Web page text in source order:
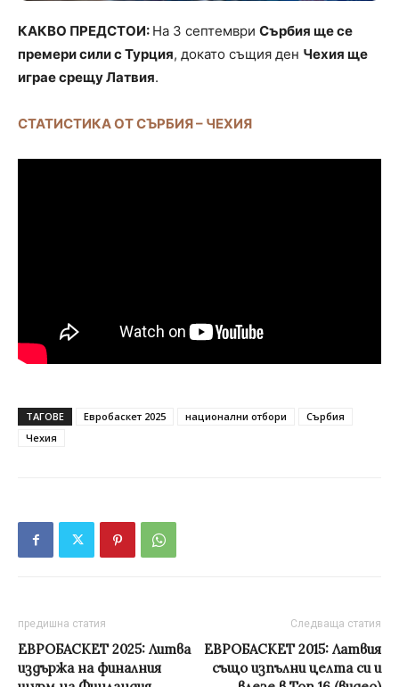
КАКВО ПРЕДСТОИ: На 3 септември Сърбия ще се
премери сили с Турция, докато същия ден Чехия ще
играе срещу Латвия.
СТАТИСТИКА ОТ СЪРБИЯ – ЧЕХИЯ
ТАГОВЕ Евробаскет 2025 национални отбори
Сърбия
Чехия
предишна статия
ЕВРОБАСКЕТ 2025: Литва
издържа на финалния
Следваща статия
ЕВРОБАСКЕТ 2015: Латвия
също изпълни целта си и